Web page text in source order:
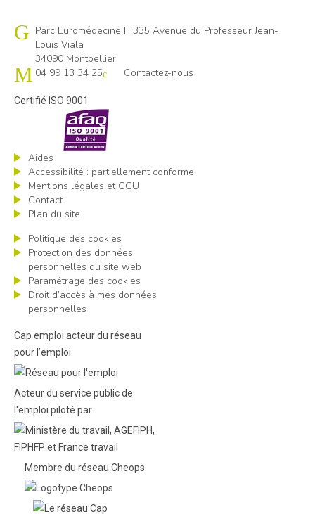
Cap emploi 34
Parc Euromédecine II, 335 Avenue du Professeur Jean-
Louis Viala
34090 Montpellier
04 99 13 34 25
Contactez-nous
Certifié ISO 9001
Aides
Accessibilité : partiellement conforme
Mentions légales et CGU
Contact
Plan du site
Politique des cookies
Protection des données
personnelles du site web
Paramétrage des cookies
Droit d’accès à mes données
personnelles
Cap emploi acteur du réseau
pour l’emploi
Acteur du service public de
l'emploi piloté par
Membre du réseau Cheops